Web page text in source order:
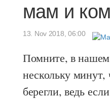
мам и
13. Nov 2018, 06:00
Помните, в нашем
нескольку минут,
берегли, ведь